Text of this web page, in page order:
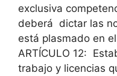
exclusiva
deberá dictar las
está plasmado en
ARTÍCULO 12:
trabajo y licencias